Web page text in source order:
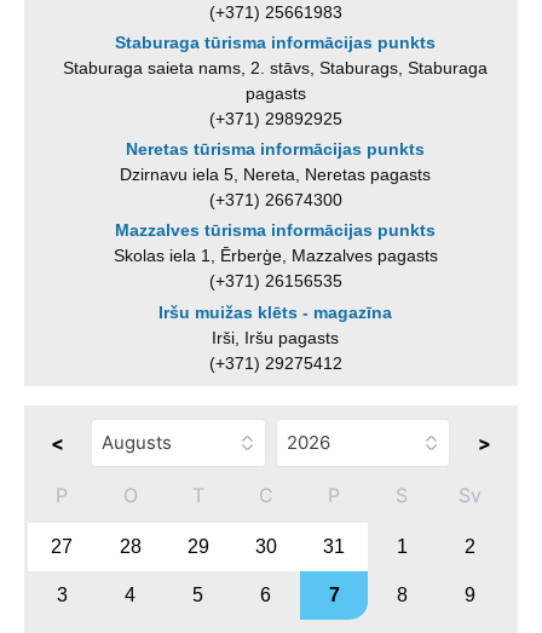
(+371) 25661983
Staburaga tūrisma informācijas punkts
Staburaga saieta nams, 2. stāvs, Staburags, Staburaga
pagasts
(+371) 29892925
Neretas tūrisma informācijas punkts
Dzirnavu iela 5, Nereta, Neretas pagasts
(+371) 26674300
Mazzalves tūrisma informācijas punkts
Skolas iela 1, Ērberģe, Mazzalves pagasts
(+371) 26156535
Iršu muižas klēts - magazīna
Irši, Iršu pagasts
(+371) 29275412
< >
P O T C P S Sv
27 28 29 30 31 1 2
3 4 5 6 7 8 9